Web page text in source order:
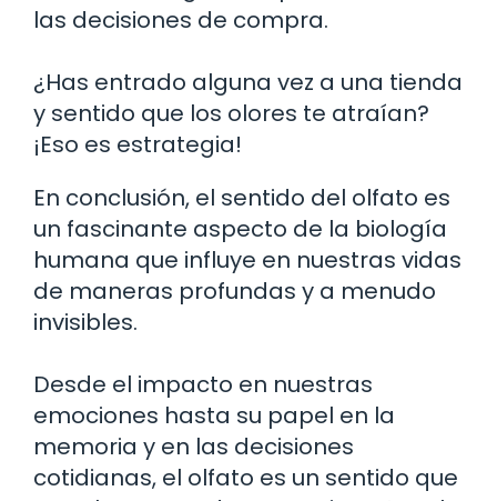
las decisiones de compra.
¿Has entrado alguna vez a una tienda
y sentido que los olores te atraían?
¡Eso es estrategia!
En conclusión, el sentido del olfato es
un fascinante aspecto de la biología
humana que influye en nuestras vidas
de maneras profundas y a menudo
invisibles.
Desde el impacto en nuestras
emociones hasta su papel en la
memoria y en las decisiones
cotidianas, el olfato es un sentido que